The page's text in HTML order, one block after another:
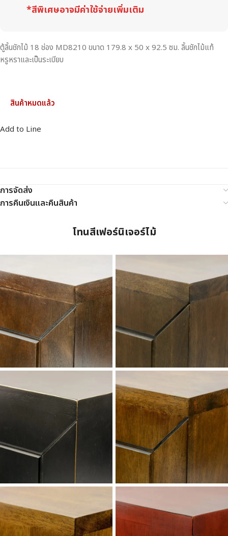
*สีพิเศษอาจมีค่าใช้จ่ายเพิ่มเติม
ตู้ลิ้นชักไม้ 18 ช่อง MD8210 ขนาด 179.8 x 50 x 92.5 ซม. ลิ้นชักไม้แท้
หรูหราและเป็นระเบียบ
สินค้าหมดแล้ว
Add to Line
การจัดส่ง
การคืนเงินและคืนสินค้า
โทนสีเฟอร์นิเจอร์ไม้